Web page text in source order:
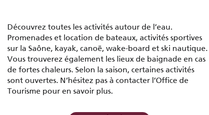
Découvrez toutes les activités autour de l’eau.
Promenades et location de bateaux, activités sportives
sur la Saône, kayak, canoë, wake-board et ski nautique.
Vous trouverez également les lieux de baignade en cas
de fortes chaleurs. Selon la saison, certaines activités
sont ouvertes. N’hésitez pas à contacter l’Office de
Tourisme pour en savoir plus.